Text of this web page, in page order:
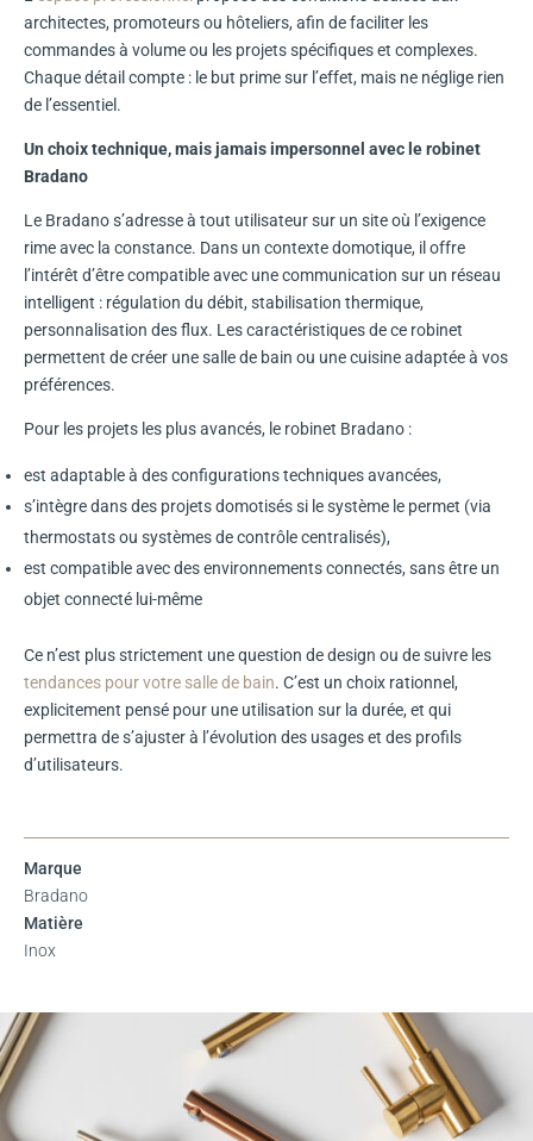
architectes, promoteurs ou hôteliers, afin de faciliter les
commandes à volume ou les projets spécifiques et complexes.
Chaque détail compte : le but prime sur l’effet, mais ne néglige rien
de l’essentiel.
Un choix technique, mais jamais impersonnel avec le robinet
Bradano
Le Bradano s’adresse à tout utilisateur sur un site où l’exigence
rime avec la constance. Dans un contexte domotique, il offre
l’intérêt d’être compatible avec une communication sur un réseau
intelligent : régulation du débit, stabilisation thermique,
personnalisation des flux. Les caractéristiques de ce robinet
permettent de créer une salle de bain ou une cuisine adaptée à vos
préférences.
Pour les projets les plus avancés, le robinet Bradano :
est adaptable à des configurations techniques avancées,
s’intègre dans des projets domotisés si le système le permet (via
thermostats ou systèmes de contrôle centralisés),
est compatible avec des environnements connectés, sans être un
objet connecté lui-même
Ce n’est plus strictement une question de design ou de suivre les
tendances pour votre salle de bain. C’est un choix rationnel,
explicitement pensé pour une utilisation sur la durée, et qui
permettra de s’ajuster à l’évolution des usages et des profils
d’utilisateurs.
Marque
Bradano
Matière
Inox